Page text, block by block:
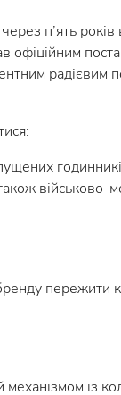
п’ять років
офіційним
радієвим
військово-
пережити
із